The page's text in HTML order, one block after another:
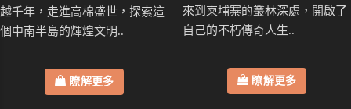
越千年，走進高棉盛世，探索這
個中南半島的輝煌文明..
瞭解更多
來到柬埔寨的叢林深處，開啟了
自己的不朽傳奇人生..
瞭解更多